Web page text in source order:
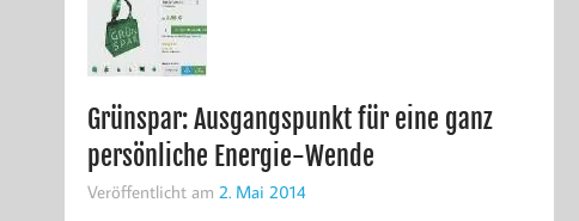
Grünspar: Ausgangspunkt für eine ganz
persönliche Energie-Wende
Veröffentlicht am 2. Mai 2014